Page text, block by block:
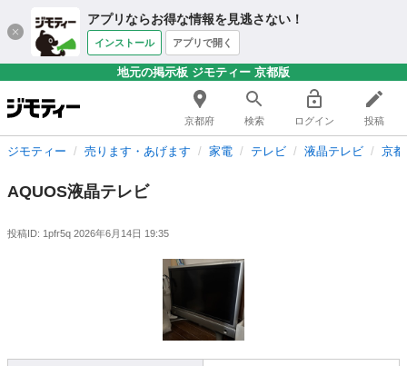
アプリならお得な情報を見逃さない！
インストール アプリで開く
地元の掲示板 ジモティー 京都版
京都府 検索 ログイン 投稿
ジモティー 売ります・あげます 家電 テレビ 液晶テレビ 京
AQUOS液晶テレビ
投稿ID: 1pfr5q 2026年6月14日 19:35